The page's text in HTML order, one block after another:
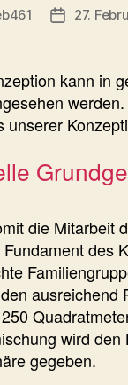
27.
kann in
unserer
die Mitarbeit
des
ausreichend
wird den
gegeben.